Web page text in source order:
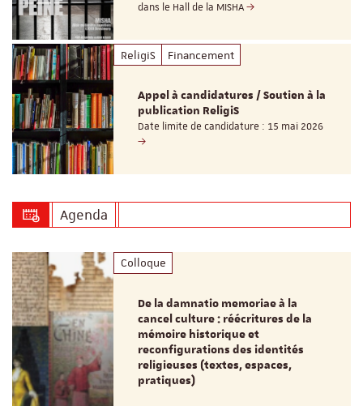
dans le Hall de la MISHA
ReligiS Financement
Appel à candidatures / Soutien à la
publication ReligiS
Date limite de candidature : 15 mai 2026
Agenda
Colloque
De la damnatio memoriae à la
cancel culture : réécritures de la
mémoire historique et
reconfigurations des identités
religieuses (textes, espaces,
pratiques)